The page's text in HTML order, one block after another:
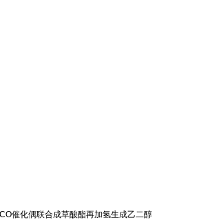
催化偶联合成草酸酯再加氢生成乙二醇